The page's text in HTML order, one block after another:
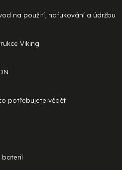
na použití, nafukování a údržbu
Viking
potřebujete vědět
baterií